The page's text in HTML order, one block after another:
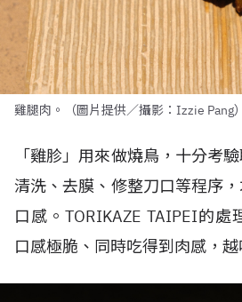
雞腿肉。（圖片提供／攝影：Izzie Pang）
「雞胗」用來做燒鳥，十分考
清洗、去膜、修整刀口等程序
口感。TORIKAZE TAIPEI的處
口感極脆、同時吃得到肉感，